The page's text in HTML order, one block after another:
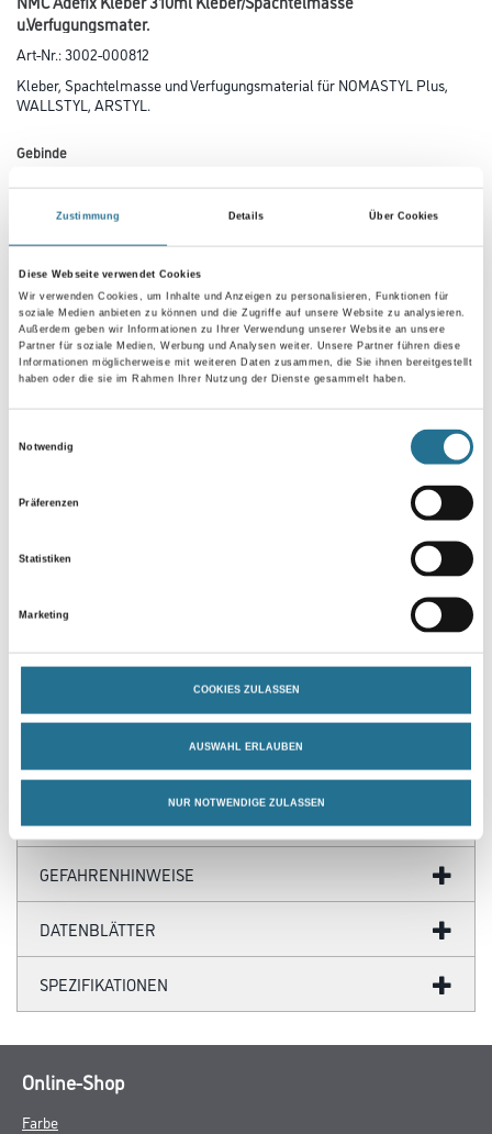
Zustimmung Details Über Cookies
Diese Webseite verwendet Cookies
Wir verwenden Cookies, um Inhalte und Anzeigen zu personalisieren, Funktionen für
soziale Medien anbieten zu können und die Zugriffe auf unsere Website zu analysieren.
Außerdem geben wir Informationen zu Ihrer Verwendung unserer Website an unsere
Partner für soziale Medien, Werbung und Analysen weiter. Unsere Partner führen diese
Informationen möglicherweise mit weiteren Daten zusammen, die Sie ihnen bereitgestellt
haben oder die sie im Rahmen Ihrer Nutzung der Dienste gesammelt haben.
Notwendig
Präferenzen
Statistiken
Marketing
COOKIES ZULASSEN
AUSWAHL ERLAUBEN
NUR NOTWENDIGE ZULASSEN
u.Verfugungsmater.
Art-Nr.:3002-000812
Kleber, Spachtelmasse und Verfugungsmaterial für NOMASTYL Plus,
WALLSTYL, ARSTYL.
Gebinde
Umrechnungsfaktoren
- Lösungsmittelfrei
- Passt zum Ankleben auf poröse Untergründe
GEFAHRENHINWEISE
DATENBLÄTTER
SPEZIFIKATIONEN
Online-Shop
Farbe